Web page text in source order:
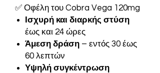
✅ Οφέλη του Cobra Vega 120mg
Ισχυρή και διαρκής στύση
έως και 24 ώρες
Άμεση δράση – εντός 30 έως
60 λεπτών
Υψηλή συγκέντρωση